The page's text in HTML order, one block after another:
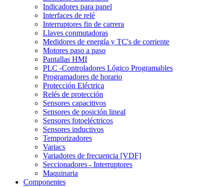
Indicadores para panel
Interfaces de relé
Interruptores fin de carrera
Llaves conmutadoras
Medidores de energía y TC's de corriente
Motores paso a paso
Pantallas HMI
PLC -Controladores Lógico Programables
Programadores de horario
Protección Eléctrica
Relés de protección
Sensores capacitivos
Sensores de posición lineal
Sensores fotoeléctricos
Sensores inductivos
Temporizadores
Variacs
Variadores de frecuencia [VDF]
Seccionadores - Interruptores
Maquinaria
Componentes